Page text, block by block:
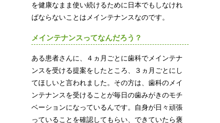
を健康なまま使い続けるために日本でもしなけれ
ばならないことはメインテナンスなのです。
メインテナンスってなんだろう？
ある患者さんに、４ヵ月ごとに歯科でメインテナ
ンスを受ける提案をしたところ、３ヵ月ごとにし
てほしいと言われました。その方は、歯科のメイ
ンテナンスを受けることが毎日の歯みがきのモチ
ベーションになっているんです。自身が日々頑張
っていることを確認してもらい、できていたら褒